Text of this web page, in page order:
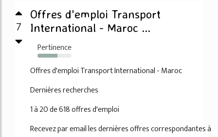
7
Offres d'emploi Transport
International - Maroc ...
Pertinence
58%
Offres d'emploi Transport International - Maroc
Dernières recherches
1 à 20 de 618 offres d'emploi
Recevez par email les dernières offres correspondantes à